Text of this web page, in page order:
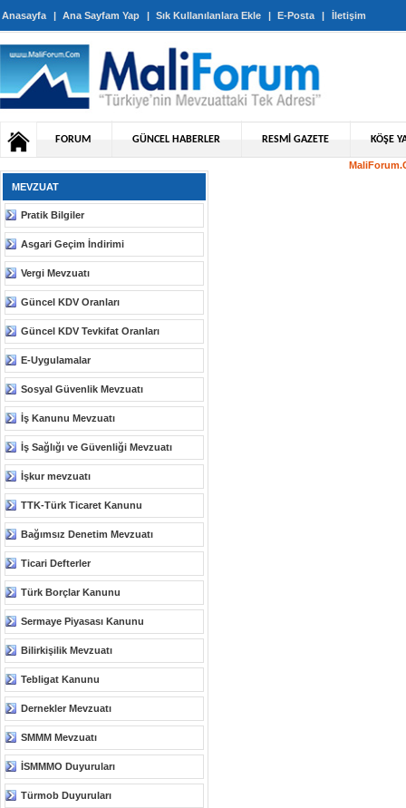
Anasayfa | Ana Sayfam Yap | Sık Kullanılanlara Ekle | E-Posta | İletişim
FORUM GÜNCEL HABERLER RESMİ GAZETE KÖŞE
MEVZUAT
Pratik Bilgiler
Asgari Geçim İndirimi
Vergi Mevzuatı
Güncel KDV Oranları
Güncel KDV Tevkifat Oranları
E-Uygulamalar
Sosyal Güvenlik Mevzuatı
İş Kanunu Mevzuatı
İş Sağlığı ve Güvenliği Mevzuatı
İşkur mevzuatı
TTK-Türk Ticaret Kanunu
Bağımsız Denetim Mevzuatı
Ticari Defterler
Türk Borçlar Kanunu
Sermaye Piyasası Kanunu
Bilirkişilik Mevzuatı
Tebligat Kanunu
Dernekler Mevzuatı
SMMM Mevzuatı
İSMMMO Duyuruları
Türmob Duyuruları